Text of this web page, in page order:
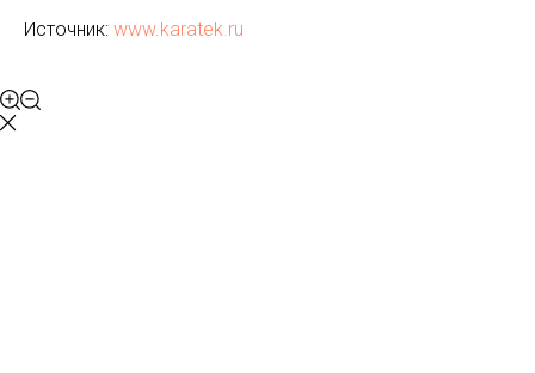
Источник: www.karatek.ru